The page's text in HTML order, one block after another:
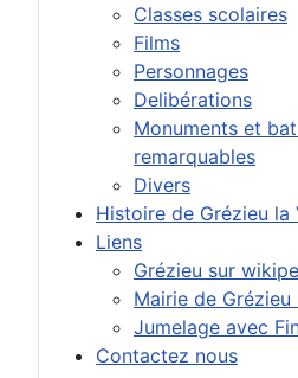
Classes scolaires
Films
Personnages
Delibérations
Monuments et
remarquables
Divers
Histoire de Grézieu la
Liens
Grézieu sur
Mairie de Grézieu
Jumelage avec
Contactez nous